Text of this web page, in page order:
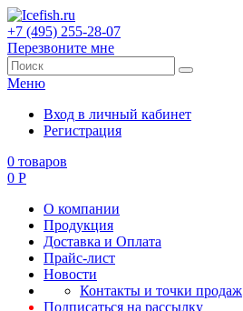
+7 (495) 255-28-07
Перезвоните мне
Меню
Вход в личный кабинет
Регистрация
0 товаров
0 Р
О компании
Продукция
Доставка и Оплата
Прайс-лист
Новости
Контакты и точки продаж
Подписаться на рассылку